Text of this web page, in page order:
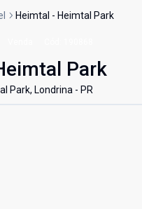
Heimtal - Heimtal Park
Park
Park, Londrina - PR